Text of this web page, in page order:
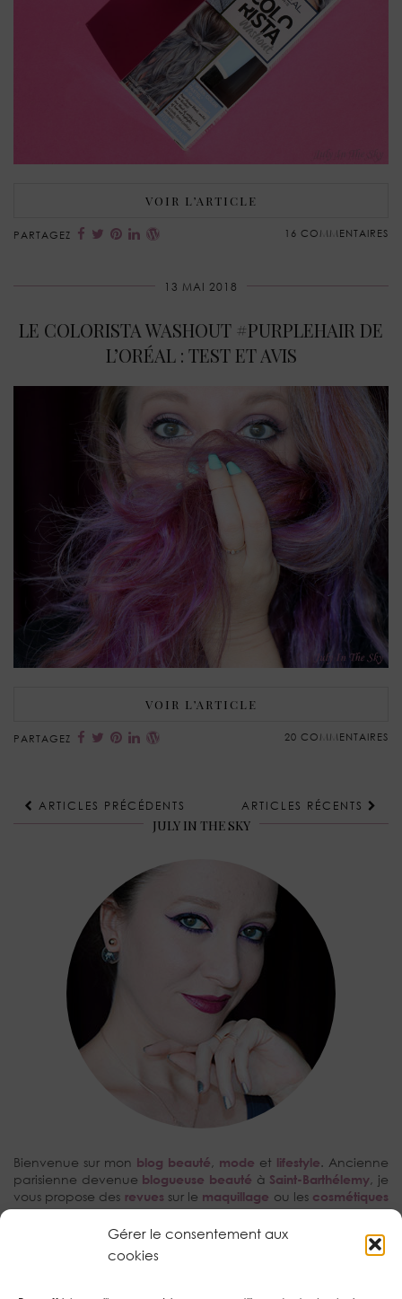
Gérer le consentement aux
cookies
VOIR L’ARTICLE
PARTAGEZ 16 COMMENTAIRES
13 MAI 2018
LE COLORISTA WASHOUT #PURPLEHAIR DE
L’ORÉAL : TEST ET AVIS
VOIR L’ARTICLE
PARTAGEZ 20 COMMENTAIRES
ARTICLES PRÉCÉDENTS ARTICLES RÉCENTS
JULY IN THE SKY
Bienvenue sur mon blog beauté, mode et lifestyle. Ancienne
parisienne devenue blogueuse beauté à Saint-Barthélemy, je
vous propose des revues sur le maquillage ou les cosmétiques
avec une prédilection pour lestutoriels make-upet la